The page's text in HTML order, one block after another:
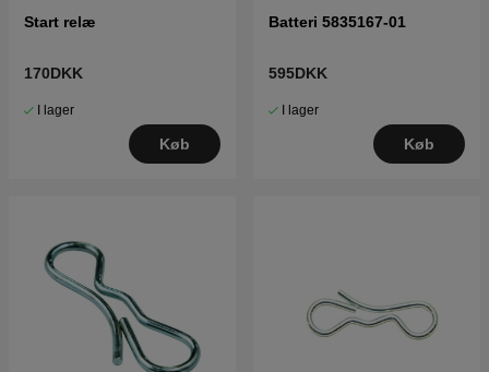
Start relæ
170DKK
I lager
Køb
Batteri 5835167-01
595DKK
I lager
Køb